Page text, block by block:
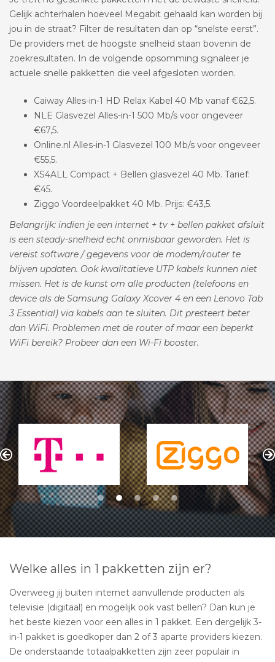
Gelijk achterhalen hoeveel Megabit gehaald kan worden bij
jou in de straat? Filter de resultaten dan op “snelste eerst”.
De providers met de hoogste snelheid staan bovenin de
zoekresultaten. In de volgende opsomming signaleer je
actuele snelle pakketten die veel afgesloten worden.
Caiway Alles-in-1 HD Relax Kabel 40 Mb vanaf €62,5.
NLE Glasvezel Alles-in-1 500 Mb/s voor ongeveer
€67,5.
Online.nl Alles-in-1 Glasvezel 100 Mb/s voor ongeveer
€55,5.
XS4ALL Compact + Bellen glasvezel 40 Mb. Tarief:
€45.
Ziggo Voordeelpakket 40 Mb. Prijs: €43,5.
Belangrijk: indien je een internet + tv + bellen pakket afsluit
is een steady-snelheid echt onmisbaar geworden. Het is
vereist software / gegevens voor de modem/router te
blijven updaten. Ook kwalitatieve UTP kabels kunnen niet
missen. Het is de kunst om alle producten (telefoons en
device als de Samsung Galaxy Xcover 4 en een Lenovo Tab
3 Essential) via kabels aan te sluiten. Dit presteert beter
dan WiFi. Problemen met de router of maar een beperkt
WiFi bereik? Probeer dan een Wi-Fi booster.
Welke alles in 1 pakketten zijn er?
Overweeg jij buiten internet aanvullende producten als
televisie (digitaal) en mogelijk ook vast bellen? Dan kun je
het beste kiezen voor een alles in 1 pakket. Een dergelijk 3-
in-1 pakket is goedkoper dan 2 of 3 aparte providers kiezen.
De onderstaande totaalpakketten zijn zeer populair in